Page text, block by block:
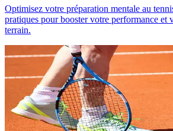
Optimisez votre préparation mentale au
pratiques pour booster votre performance et
terrain.